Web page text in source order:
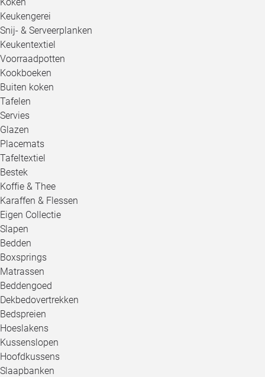
Keukengerei
Snij- & Serveerplanken
Keukentextiel
Voorraadpotten
Kookboeken
Buiten koken
Tafelen
Servies
Glazen
Placemats
Tafeltextiel
Bestek
Koffie & Thee
Karaffen & Flessen
Eigen Collectie
Slapen
Bedden
Boxsprings
Matrassen
Beddengoed
Dekbedovertrekken
Bedspreien
Hoeslakens
Kussenslopen
Hoofdkussens
Slaapbanken